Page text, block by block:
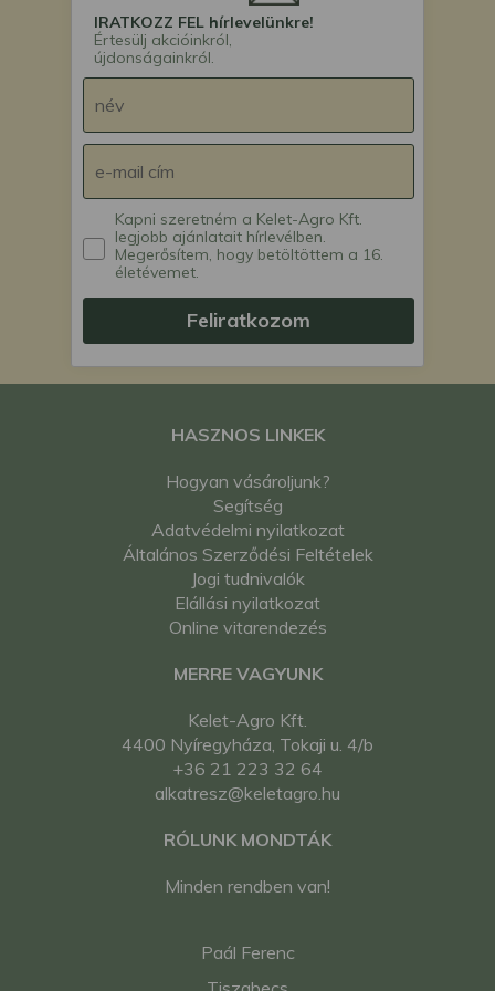
IRATKOZZ FEL hírlevelünkre!
Értesülj akcióinkról,
újdonságainkról.
Kapni szeretném a Kelet-Agro Kft.
legjobb ajánlatait hírlevélben.
Megerősítem, hogy betöltöttem a 16.
életévemet.
Feliratkozom
HASZNOS LINKEK
Hogyan vásároljunk?
Segítség
Adatvédelmi nyilatkozat
Általános Szerződési Feltételek
Jogi tudnivalók
Elállási nyilatkozat
Online vitarendezés
MERRE VAGYUNK
Kelet-Agro Kft.
4400 Nyíregyháza, Tokaji u. 4/b
+36 21 223 32 64
alkatresz@keletagro.hu
RÓLUNK MONDTÁK
Minden rendben van!
Paál Ferenc